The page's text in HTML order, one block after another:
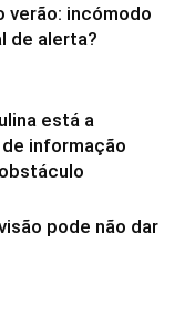
verão: incómodo
de alerta?
está a
informação
pode não dar